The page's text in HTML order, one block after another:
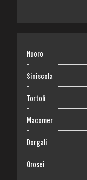
Nuoro
Siniscola
Tortolì
Macomer
Dorgali
Orosei